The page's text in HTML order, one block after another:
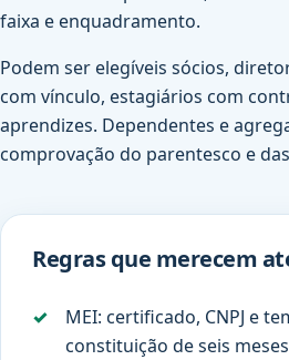
faixa e enquadramento.
Podem ser elegíveis sócios,
com vínculo, estagiários com
aprendizes. Dependentes e
comprovação do parentesco e
Regras que merecem
MEI: certificado, CNPJ e
constituição de seis